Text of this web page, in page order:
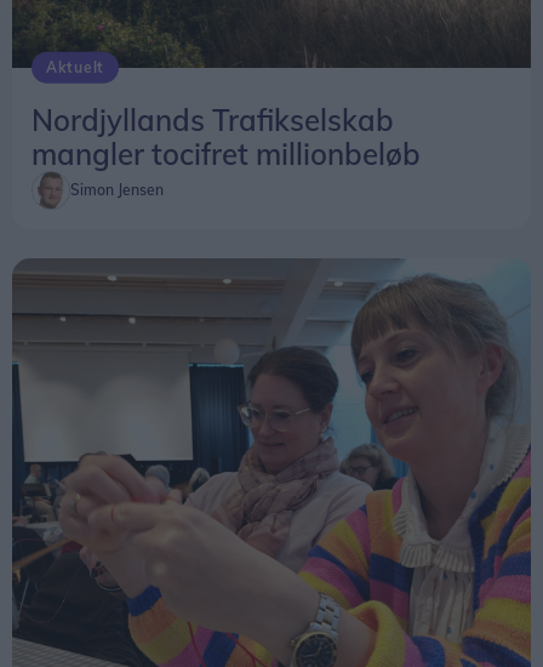
Aktuelt
Nordjyllands Trafikselskab
mangler tocifret millionbeløb
Simon Jensen